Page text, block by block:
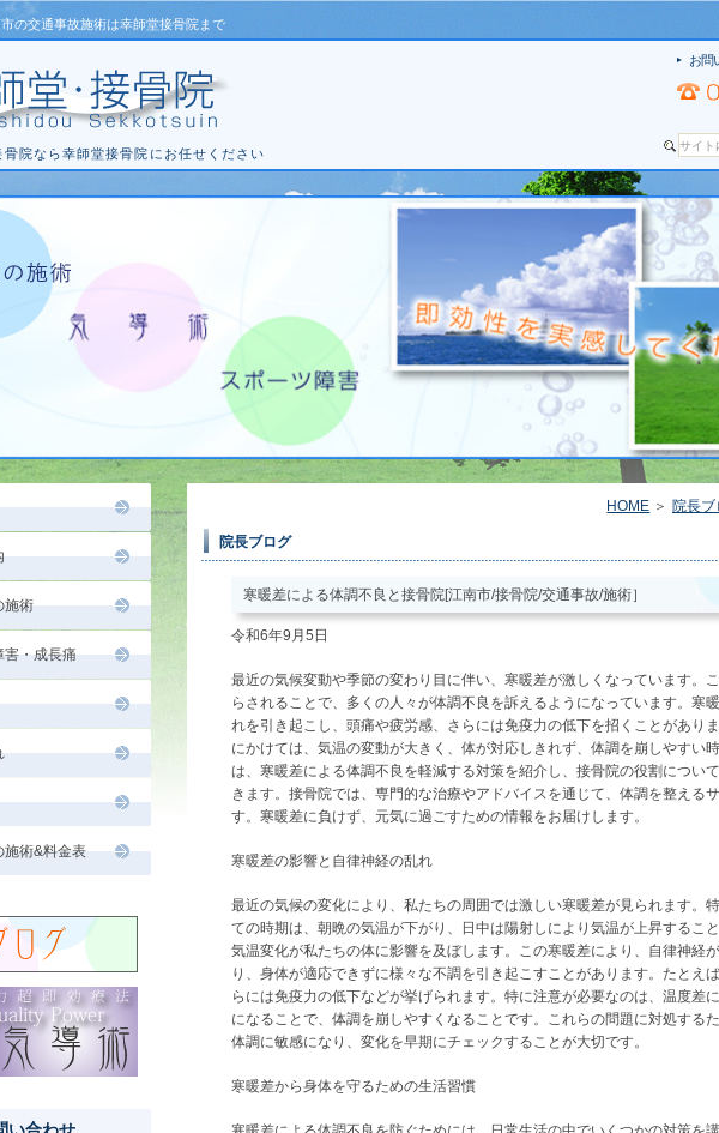
の交通事故施術は幸師堂接骨院まで
骨院なら幸師堂接骨院にお任せください
お問
HOME 院長ブ
院長ブログ
寒暖差による体調不良と接骨院[江南市/接骨院/交通事故/施術］
令和6年9月5日
最近の気候変動や季節の変わり目に伴い、寒暖差が激しくなっています。
らされることで、多くの人々が体調不良を訴えるようになっています。寒
れを引き起こし、頭痛や疲労感、さらには免疫力の低下を招くことがあり
にかけては、気温の変動が大きく、体が対応しきれず、体調を崩しやすい
は、寒暖差による体調不良を軽減する対策を紹介し、接骨院の役割につい
きます。接骨院では、専門的な治療やアドバイスを通じて、体調を整える
す。寒暖差に負けず、元気に過ごすための情報をお届けします。
寒暖差の影響と自律神経の乱れ
最近の気候の変化により、私たちの周囲では激しい寒暖差が見られます。
ての時期は、朝晩の気温が下がり、日中は陽射しにより気温が上昇するこ
気温変化が私たちの体に影響を及ぼします。この寒暖差により、自律神経
り、身体が適応できずに様々な不調を引き起こすことがあります。たとえ
らには免疫力の低下などが挙げられます。特に注意が必要なのは、温度差
になることで、体調を崩しやすくなることです。これらの問題に対処する
体調に敏感になり、変化を早期にチェックすることが大切です。
寒暖差から身体を守るための生活習慣
施術
害・成長痛
施術&料金表